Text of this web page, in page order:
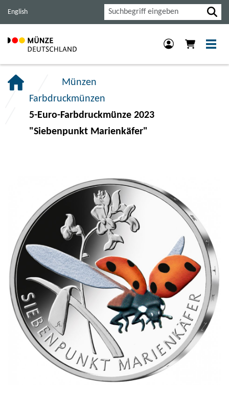
Haupt-
anspringen.
Inhalt
anspringen.
Footer
anspringen.
English Suche
Münzen
Farbdruckmünzen
5-Euro-Farbdruckmünze 2023
"Siebenpunkt Marienkäfer"